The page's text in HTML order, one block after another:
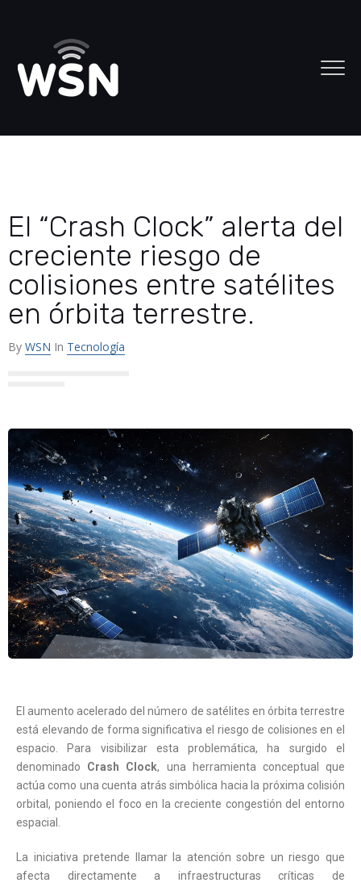
El “Crash Clock” alerta del
creciente riesgo de
colisiones entre satélites
en órbita terrestre.
By WSN In Tecnología
El aumento acelerado del número de satélites en órbita terrestre
está elevando de forma significativa el riesgo de colisiones en el
espacio. Para visibilizar esta problemática, ha surgido el
denominado Crash Clock, una herramienta conceptual que
actúa como una cuenta atrás simbólica hacia la próxima colisión
orbital, poniendo el foco en la creciente congestión del entorno
espacial.
La iniciativa pretende llamar la atención sobre un riesgo que
afecta directamente a infraestructuras críticas de